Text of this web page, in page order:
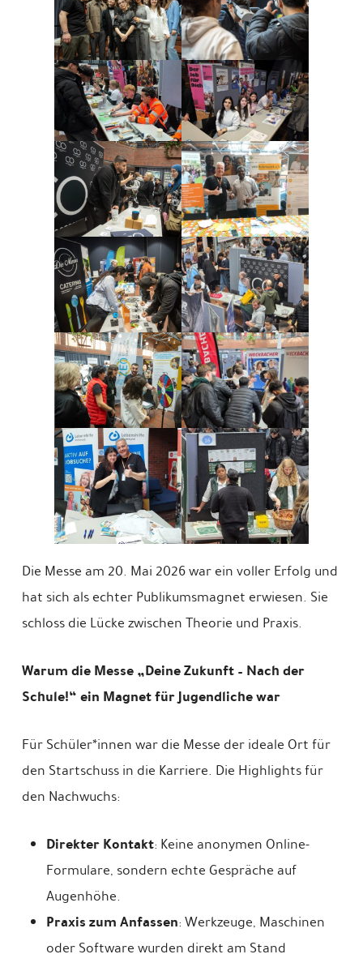
Die Messe am 20. Mai 2026 war ein voller Erfolg und
hat sich als echter Publikumsmagnet erwiesen. Sie
schloss die Lücke zwischen Theorie und Praxis.
Warum die Messe „Deine Zukunft – Nach der
Schule!“ ein Magnet für Jugendliche war
Für Schüler*innen war die Messe der ideale Ort für
den Startschuss in die Karriere. Die Highlights für
den Nachwuchs:
Direkter Kontakt: Keine anonymen Online-
Formulare, sondern echte Gespräche auf
Augenhöhe.
Praxis zum Anfassen: Werkzeuge, Maschinen
oder Software wurden direkt am Stand